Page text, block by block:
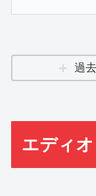
過
エディ